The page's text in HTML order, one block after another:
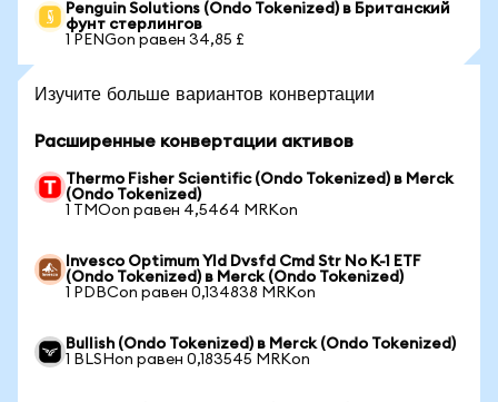
Penguin Solutions (Ondo Tokenized) в Британский
фунт стерлингов
1 PENGon равен 34,85 £
Изучите больше вариантов конвертации
Расширенные конвертации активов
Thermo Fisher Scientific (Ondo Tokenized) в Merck
(Ondo Tokenized)
1 TMOon равен 4,5464 MRKon
Invesco Optimum Yld Dvsfd Cmd Str No K-1 ETF
(Ondo Tokenized) в Merck (Ondo Tokenized)
1 PDBCon равен 0,134838 MRKon
Bullish (Ondo Tokenized) в Merck (Ondo Tokenized)
1 BLSHon равен 0,183545 MRKon